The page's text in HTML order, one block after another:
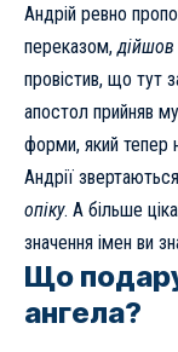
Андрій ревно
переказом, дійшов
провістив, що тут
апостол прийняв
форми, який тепер
Андрії
опіку. А більше
значення імен ви
Що
ангела?